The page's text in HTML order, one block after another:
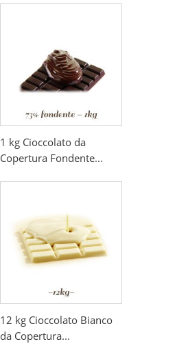
1 kg Cioccolato da
Copertura Fondente...
12 kg Cioccolato Bianco
da Copertura...